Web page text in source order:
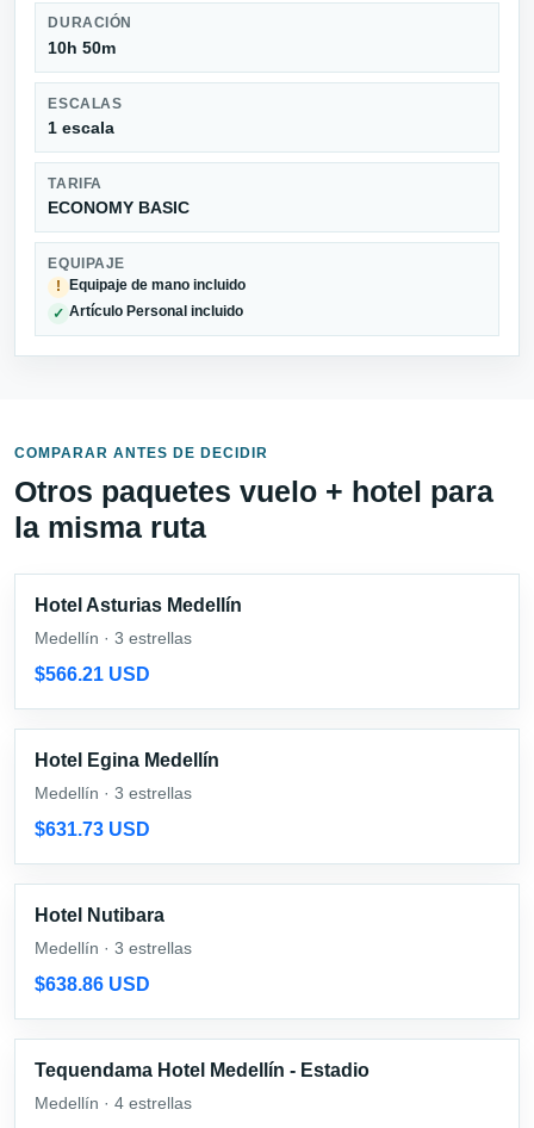
DURACIÓN
10h 50m
ESCALAS
1 escala
TARIFA
ECONOMY BASIC
EQUIPAJE
!
Equipaje de mano incluido
✓ Artículo Personal incluido
COMPARAR ANTES DE DECIDIR
Otros paquetes vuelo + hotel para
la misma ruta
Hotel Asturias Medellín
Medellín · 3 estrellas
$566.21 USD
Hotel Egina Medellín
Medellín · 3 estrellas
$631.73 USD
Hotel Nutibara
Medellín · 3 estrellas
$638.86 USD
Tequendama Hotel Medellín - Estadio
Medellín · 4 estrellas